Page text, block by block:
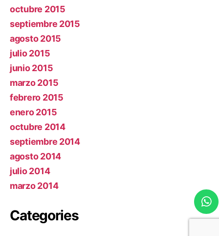
octubre 2015
septiembre 2015
agosto 2015
julio 2015
junio 2015
marzo 2015
febrero 2015
enero 2015
octubre 2014
septiembre 2014
agosto 2014
julio 2014
marzo 2014
Categories